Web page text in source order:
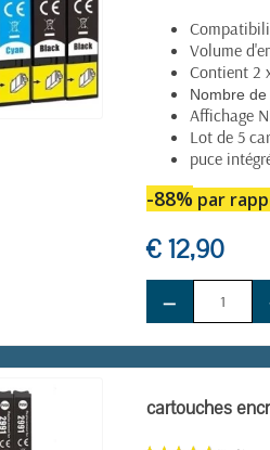
Volume
Contient 2
Nombre
Affichage
Lot de 5
puce
-88% par
€ 12,90
−
cartouches